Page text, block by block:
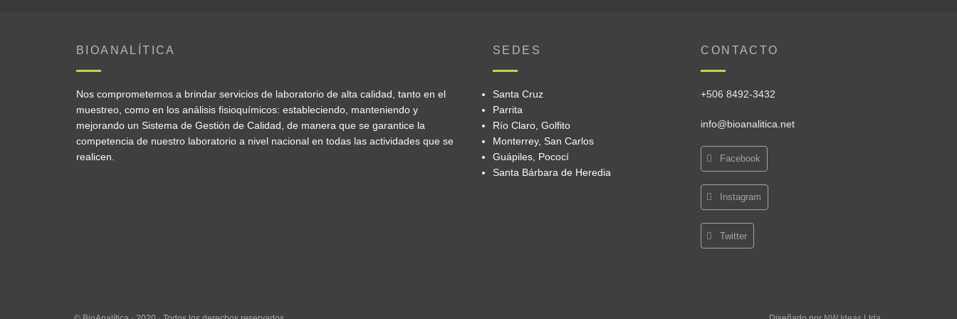
BIOANALÍTICA
Nos comprometemos a brindar servicios de laboratorio de alta calidad, tanto en el
muestreo, como en los análisis fisioquímicos: estableciendo, manteniendo y
mejorando un Sistema de Gestión de Calidad, de manera que se garantice la
competencia de nuestro laboratorio a nivel nacional en todas las actividades que se
realicen.
SEDES
Santa Cruz
Parrita
Río Claro, Golfito
Monterrey, San Carlos
Guápiles, Pococí
Santa Bárbara de Heredia
CONTACTO
+506 8492-3432
info@bioanalitica.net
Facebook
Instagram
Twitter